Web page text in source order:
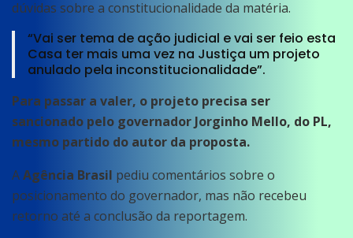
dúvidas sobre a constitucionalidade da matéria.
“Vai ser tema de ação judicial e vai ser feio esta
Casa ter mais uma vez na Justiça um projeto
anulado pela inconstitucionalidade”.
Para passar a valer, o projeto precisa ser
sancionado pelo governador Jorginho Mello, do PL,
mesmo partido do autor da proposta.
AAgência Brasil pediu comentários sobre o
posicionamento do governador, mas não recebeu
retorno até a conclusão da reportagem.